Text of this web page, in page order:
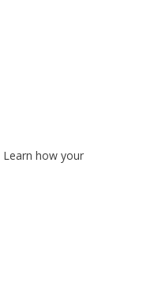
Learn how your